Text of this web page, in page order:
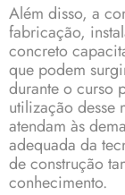
Além disso, a
fabricação,
concreto
que podem
durante o curso
utilização desse
atendam às
adequada da
de construção
conhecimento.